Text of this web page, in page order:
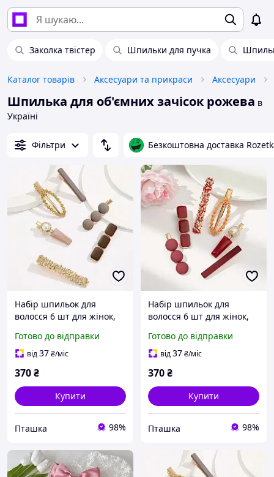
Заколка твістер Шпильки для пучка
Каталог товарів Аксесуари та прикраси Аксесуари
Шпилька для об'ємних зачісок рожева в
Україні
Фільтри Безкоштовна доставка
Набір шпильок для
волосся 6 шт для жінок,
шпильки для зачісок зі
стразами і перлами
Готово до відправки
від37₴/міс
370₴
Купити
Пташка 98%
Набір шпильок для
волосся 6 шт для жінок,
шпильки для зачісок зі
стразами та перлами
Готово до відправки
від37₴/міс
370₴
Купити
Пташка 98%